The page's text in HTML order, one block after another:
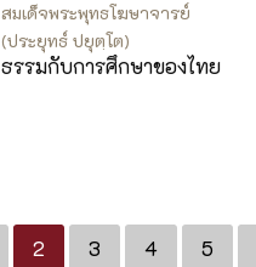
สมเด็จพระพุทธโฆษาจารย์
(ประยุทธ์ ปยุตฺโต)
ธรรมกับการศึกษาของไทย
2 3 4 5